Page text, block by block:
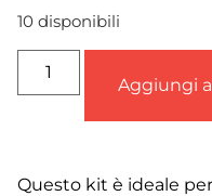
10 disponibili
Aggiungi
Questo kit è ideale